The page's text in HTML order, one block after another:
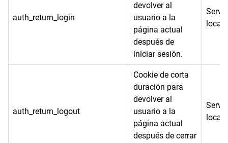
auth_return_login
devolver al
usuario a la
página actual
después de
iniciar sesión.
local
auth_return_logout
Cookie de corta
duración para
devolver al
usuario a la
página actual
después de cerrar
local